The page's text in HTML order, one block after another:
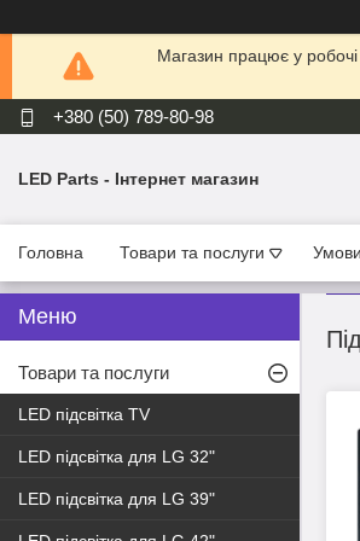
Магазин працює у
+380 (50) 789-80-98
LED Parts - Інтернет магазин
Головна Товари та послуги
Товари та послуги
LED підсвітка TV
LED підсвітка для LG 32"
LED підсвітка для LG 39"